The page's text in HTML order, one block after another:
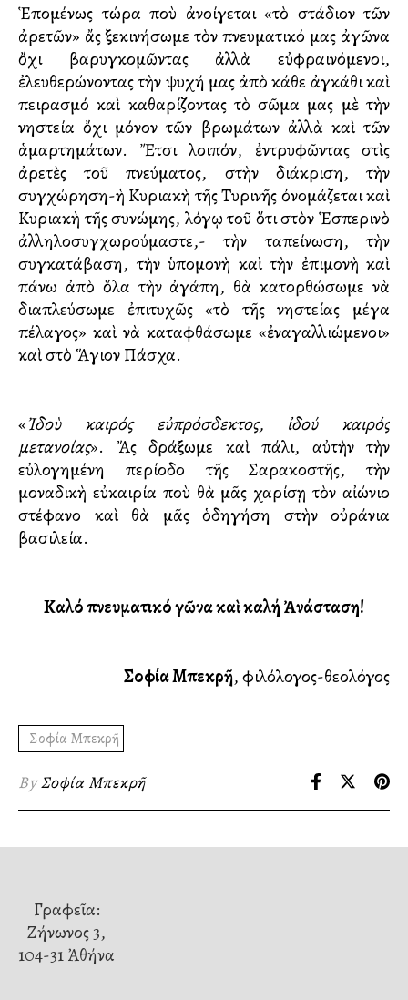
Ἑπομένως τώρα ποὺ ἀνοίγεται «τὸ στάδιον τῶν
ἀρετῶν» ἄς ξεκινήσωμε τὸν πνευματικό μας ἀγῶνα
ὄχι βαρυγκομῶντας ἀλλὰ εὐφραινόμενοι,
ἐλευθερώνοντας τὴν ψυχή μας ἀπὸ κάθε ἀγκάθι καὶ
πειρασμό καὶ καθαρίζοντας τὸ σῶμα μας μὲ τὴν
νηστεία ὄχι μόνον τῶν βρωμάτων ἀλλὰ καὶ τῶν
ἁμαρτημάτων. Ἔτσι λοιπόν, ἐντρυφῶντας στὶς
ἀρετὲς τοῦ πνεύματος, στὴν διάκριση, τὴν
συγχώρηση-ἡ Κυριακὴ τῆς Τυρινῆς ὀνομάζεται καὶ
Κυριακὴ τῆς συγγνώμης, λόγῳ τοῦ ὅτι στὸν Ἑσπερινὸ
ἀλληλοσυγχωρούμαστε,- τὴν ταπείνωση, τὴν
συγκατάβαση, τὴν ὑπομονὴ καὶ τὴν ἐπιμονὴ καὶ
πάνω ἀπὸ ὅλα τὴν ἀγάπη, θὰ κατορθώσωμε νὰ
διαπλεύσωμε ἐπιτυχῶς «τὸ τῆς νηστείας μέγα
πέλαγος» καὶ νὰ καταφθάσωμε «ἐναγαλλιώμενοι»
καὶ στὸ Ἅγιον Πάσχα.
«Ἰδοὺ καιρός εὐπρόσδεκτος, ἰδού καιρός
μετανοίας». Ἄς δράξωμε καὶ πάλι, αὐτὴν τὴν
εὐλογημένη περίοδο τῆς Σαρακοστῆς, τὴν
μοναδικὴ εὐκαιρία ποὺ θὰ μᾶς χαρίσῃ τὸν αἰώνιο
στέφανο καὶ θὰ μᾶς ὁδηγήση στὴν οὐράνια
βασιλεία.
Καλό πνευματικό ἀγῶνα καὶ καλή Ἀνάσταση!
Σοφία Μπεκρῆ, φιλόλογος-θεολόγος
Σοφία Μπεκρῆ
ByΣοφία Μπεκρῆ
Γραφεῖα:
Ζήνωνος 3,
104-31 Ἀθήνα